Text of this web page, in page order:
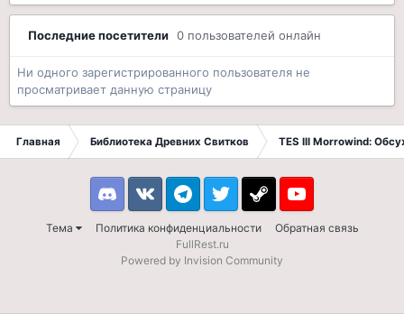
Последние посетители 0 пользователей онлайн
Ни одного зарегистрированного пользователя не
просматривает данную страницу
Главная Библиотека Древних Свитков TES III Morrowind:
Тема Политика конфиденциальности Обратная связь
DiscordVK TelegramTwitter Steam Youtube
FullRest.ru
Powered by Invision Community